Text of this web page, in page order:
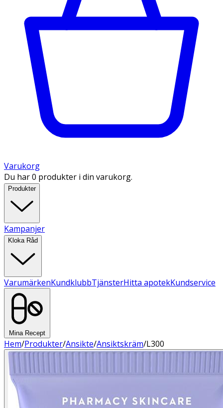
Varukorg
Du har 0 produkter i din varukorg.
Produkter
Kampanjer
Kloka Råd
VarumärkenKundklubbTjänsterHitta apotekKundservice
Mina Recept
Hem/Produkter/Ansikte/Ansiktskräm/L300